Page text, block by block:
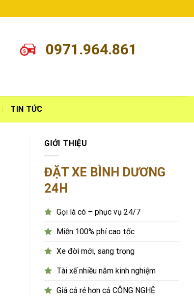
0971.964.861
TIN TỨC
GIỚI THIỆU
ĐẶT XE BÌNH DƯƠNG
24H
Gọi là có – phục vụ 24/7
Miễn 100% phí cao tốc
Xe đời mới, sang trọng
Tài xế nhiều năm kinh nghiệm
Giá cả rẻ hơn cả CÔNG NGHỆ